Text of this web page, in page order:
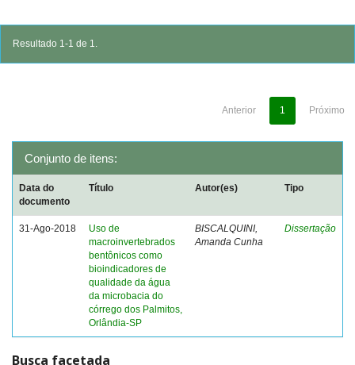
Resultado 1-1 de 1.
Anterior 1 Próximo
Conjunto de itens:
Data do
documento
Título Autor(es) Tipo
31-Ago-2018
Uso de
macroinvertebrados
bentônicos como
bioindicadores de
qualidade da água
da microbacia do
córrego dos Palmitos,
Orlândia-SP
BISCALQUINI,
Amanda Cunha
Dissertação
Busca facetada